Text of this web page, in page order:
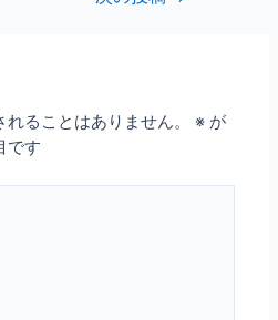
ることはありません。 ※ が
です